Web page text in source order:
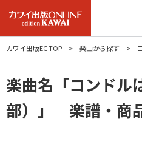
カワイ出版EC TOP 楽曲から探す
楽曲名「コンドル
部）」 楽譜・商